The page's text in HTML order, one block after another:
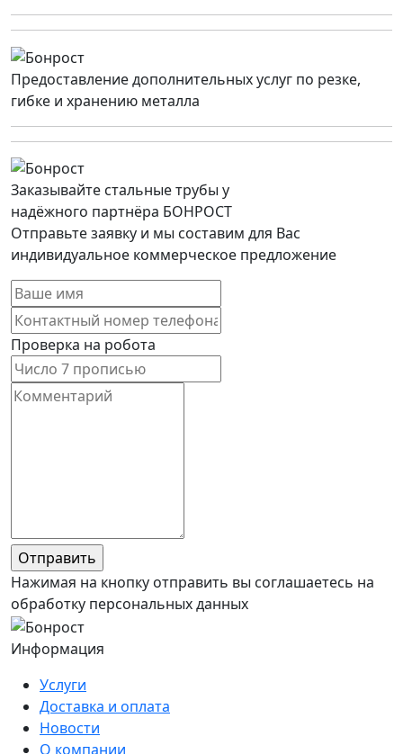
Предоставление дополнительных услуг по резке,
гибке и хранению металла
Заказывайте стальные трубы у
надёжного партнёра БОНРОСТ
Отправьте заявку и мы составим для Вас
индивидуальное коммерческое предложение
Проверка на робота
Нажимая на кнопку отправить вы соглашаетесь на
обработку персональных данных
Информация
Услуги
Доставка и оплата
Новости
О компании